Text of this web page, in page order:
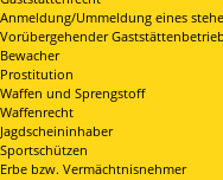
Anmeldung/Ummeldung eines
Vorübergehender
Bewacher
Prostitution
Waffen und Sprengstoff
Waffenrecht
Jagdscheininhaber
Sportschützen
Erbe bzw. Vermächtnisnehmer